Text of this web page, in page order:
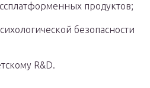
продуктов;
безопасности
R&D.